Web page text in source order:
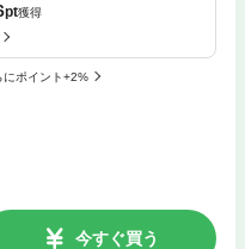
pt獲得
にポイント+2%
今すぐ買う